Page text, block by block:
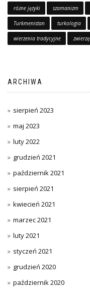
różne języki szamanizm
Turkmenistan turkologia
wierzenia tradycyjne
ARCHIWA
sierpień 2023
maj 2023
luty 2022
grudzień 2021
październik 2021
sierpień 2021
kwiecień 2021
marzec 2021
luty 2021
styczeń 2021
grudzień 2020
październik 2020